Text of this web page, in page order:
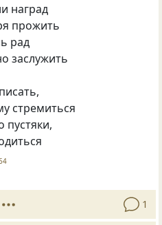
наград
прожить
рад
заслужить
стремиться
пустяки,
1